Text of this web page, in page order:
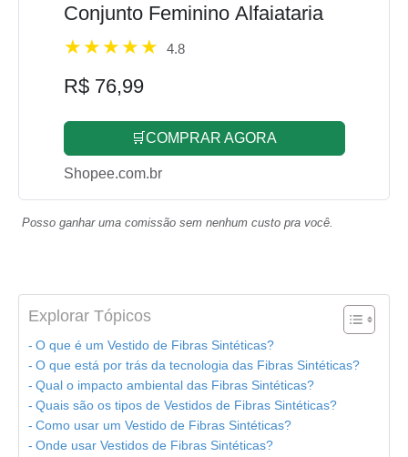
Conjunto Feminino Alfaiataria
4.8
R$ 76,99
🛒COMPRAR AGORA
Shopee.com.br
Posso ganhar uma comissão sem nenhum custo pra você.
Explorar Tópicos
O que é um Vestido de Fibras Sintéticas?
O que está por trás da tecnologia das Fibras Sintéticas?
Qual o impacto ambiental das Fibras Sintéticas?
Quais são os tipos de Vestidos de Fibras Sintéticas?
Como usar um Vestido de Fibras Sintéticas?
Onde usar Vestidos de Fibras Sintéticas?